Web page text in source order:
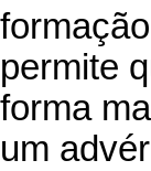
permite
forma
um